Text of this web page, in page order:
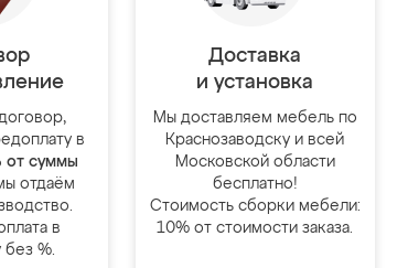
в
от суммы
отдаём
в
без %.
Доставка
и установка
Мы доставляем мебель по
Краснозаводску и всей
Московской области
бесплатно!
Стоимость сборки мебели:
10% от стоимости заказа.